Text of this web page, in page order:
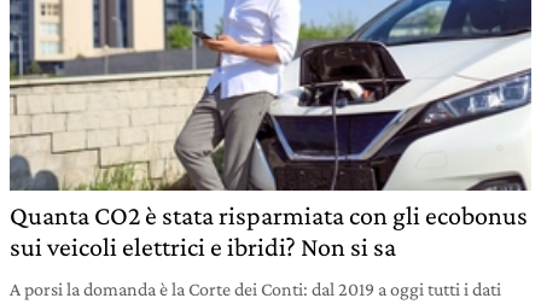
Quanta CO2 è stata risparmiata con gli ecobonus
sui veicoli elettrici e ibridi? Non si sa
A porsi la domanda è la Corte dei Conti: dal 2019 a oggi tutti i dati